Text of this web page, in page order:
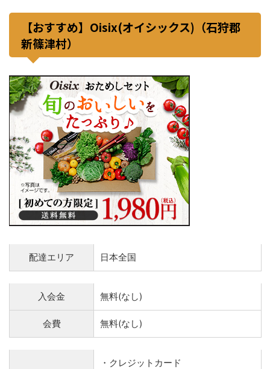
【おすすめ】Oisix(オイシックス)（石狩郡
新篠津村）
配達エリア 日本全国
入会金 無料(なし)
会費 無料(なし)
・クレジットカード